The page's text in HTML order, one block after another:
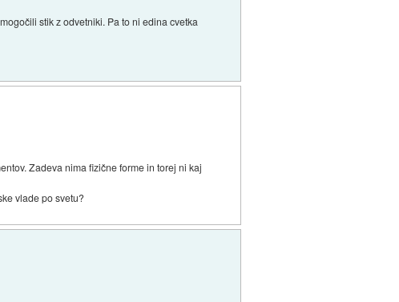
stik z odvetniki. Pa to ni edina cvetka
Zadeva nima fizične forme in torej ni kaj
vlade po svetu?